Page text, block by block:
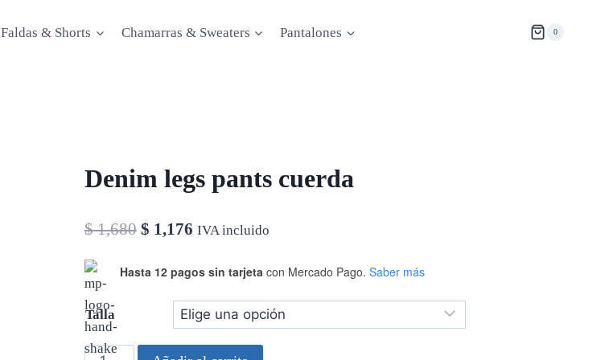
Faldas & Shorts Chamarras & Sweaters Pantalones 0
Denim legs pants cuerda
$1,680 El
original
$ 1,176El
actual
es:
IVA incluido
Hasta 12 pagos sin tarjetacon Mercado Pago. Saber más
Talla
Denim